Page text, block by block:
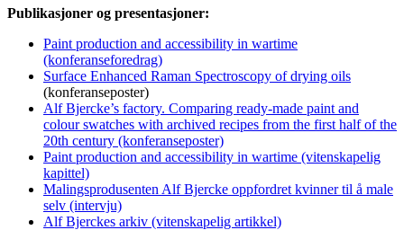
Publikasjoner og presentasjoner:
Paint production and accessibility in wartime
(konferanseforedrag)
Surface Enhanced Raman Spectroscopy of drying oils
(konferanseposter)
Alf Bjercke’s factory. Comparing ready-made paint and
colour swatches with archived recipes from the first half of the
20th century (konferanseposter)
Paint production and accessibility in wartime (vitenskapelig
kapittel)
Malingsprodusenten Alf Bjercke oppfordret kvinner til å male
selv (intervju)
Alf Bjerckes arkiv (vitenskapelig artikkel)